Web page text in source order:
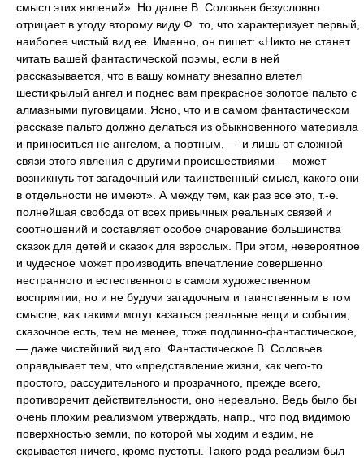
смысл этих явлений». Но далее В. Соловьев безусловно
отрицает в угоду второму виду Ф. то, что характеризует первый,
наиболее чистый вид ее. Именно, он пишет: «Никто не станет
читать вашей фантастической поэмы, если в ней
рассказывается, что в вашу комнату внезапно влетел
шестикрылый ангел и поднес вам прекрасное золотое пальто с
алмазными пуговицами. Ясно, что и в самом фантастическом
рассказе пальто должно делаться из обыкновенного материала
и приноситься не ангелом, а портным, — и лишь от сложной
связи этого явления с другими происшествиями — может
возникнуть тот загадочный или таинственный смысл, какого они
в отдельности не имеют». А между тем, как раз все это, т.-е.
полнейшая свобода от всех привычных реальных связей и
соотношений и составляет особое очарование большинства
сказок для детей и сказок для взрослых. При этом, невероятное
и чудесное может производить впечатление совершенно
нестранного и естественного в самом художественном
восприятии, но и не будучи загадочным и таинственным в том
смысле, как такими могут казаться реальные вещи и события,
сказочное есть, тем не менее, тоже подлинно-фантастическое,
— даже чистейший вид его. Фантастическое В. Соловьев
оправдывает тем, что «представление жизни, как чего-то
простого, рассудительного и прозрачного, прежде всего,
противоречит действительности, оно нереально. Ведь было бы
очень плохим реализмом утверждать, напр., что под видимою
поверхностью земли, по которой мы ходим и ездим, не
скрывается ничего, кроме пустоты. Такого рода реализм был